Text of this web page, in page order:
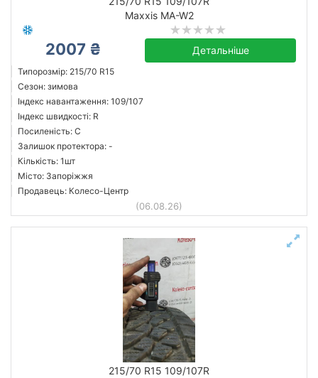
Maxxis MA-W2
2007 ₴ Детальніше
Типорозмір: 215/70 R15
Сезон: зимова
Індекс навантаження: 109/107
Індекс швидкості: R
Посиленість: C
Залишок протектора: -
Кількість: 1шт
Місто: Запоріжжя
Продавець: Колесо-Центр
(06.08.26)
215/70 R15 109/107R